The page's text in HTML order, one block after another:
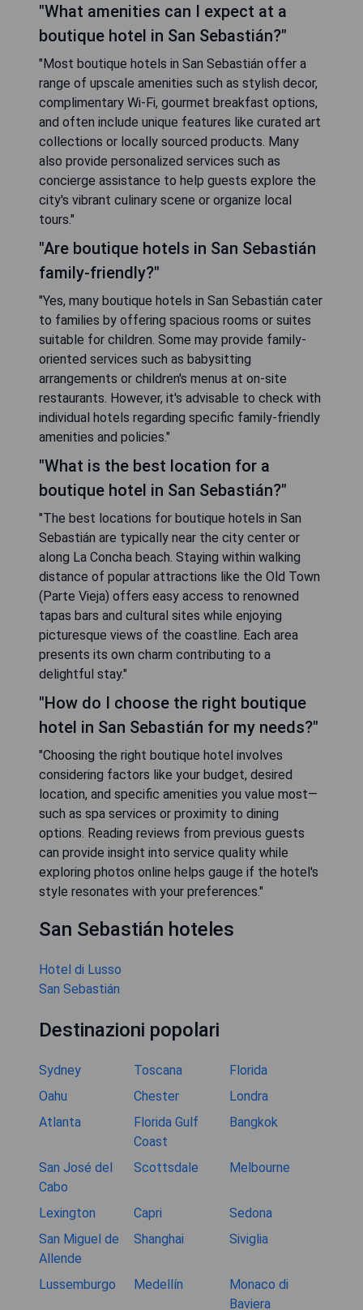
"What amenities can I expect at a
boutique hotel in San Sebastián?"
"Most boutique hotels in San Sebastián offer a
range of upscale amenities such as stylish decor,
complimentary Wi-Fi, gourmet breakfast options,
and often include unique features like curated art
collections or locally sourced products. Many
also provide personalized services such as
concierge assistance to help guests explore the
city's vibrant culinary scene or organize local
tours."
"Are boutique hotels in San Sebastián
family-friendly?"
"Yes, many boutique hotels in San Sebastián cater
to families by offering spacious rooms or suites
suitable for children. Some may provide family-
oriented services such as babysitting
arrangements or children's menus at on-site
restaurants. However, it's advisable to check with
individual hotels regarding specific family-friendly
amenities and policies."
"What is the best location for a
boutique hotel in San Sebastián?"
"The best locations for boutique hotels in San
Sebastián are typically near the city center or
along La Concha beach. Staying within walking
distance of popular attractions like the Old Town
(Parte Vieja) offers easy access to renowned
tapas bars and cultural sites while enjoying
picturesque views of the coastline. Each area
presents its own charm contributing to a
delightful stay."
"How do I choose the right boutique
hotel in San Sebastián for my needs?"
"Choosing the right boutique hotel involves
considering factors like your budget, desired
location, and specific amenities you value most—
such as spa services or proximity to dining
options. Reading reviews from previous guests
can provide insight into service quality while
exploring photos online helps gauge if the hotel's
style resonates with your preferences."
San Sebastián hoteles
Hotel di Lusso
San Sebastián
Destinazioni popolari
Sydney Toscana
Florida
Oahu
Chester
Londra
Atlanta
Florida Gulf
Coast
Bangkok
San José del
Cabo
Scottsdale Melbourne
Lexington Capri
Sedona
San Miguel de
Allende
Shanghai Siviglia
Lussemburgo Medellín
Monaco di
Baviera